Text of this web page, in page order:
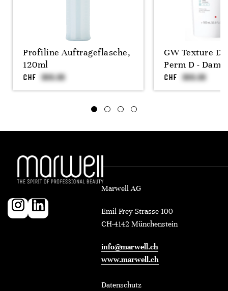
Profiline Auftrageflasche,
120ml
CHF
GW Texture
Perm D -
CHF
Marwell AG
Emil Frey-Strasse 100
CH-4142 Münchenstein
info@marwell.ch
www.marwell.ch
Datenschutz